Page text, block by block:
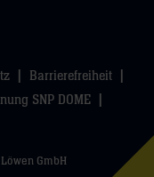
Barrierefreiheit
SNP DOME
GmbH